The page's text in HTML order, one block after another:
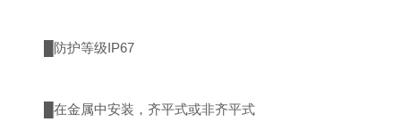
█防护等级IP67
█在金属中安装，齐平式或非齐平式